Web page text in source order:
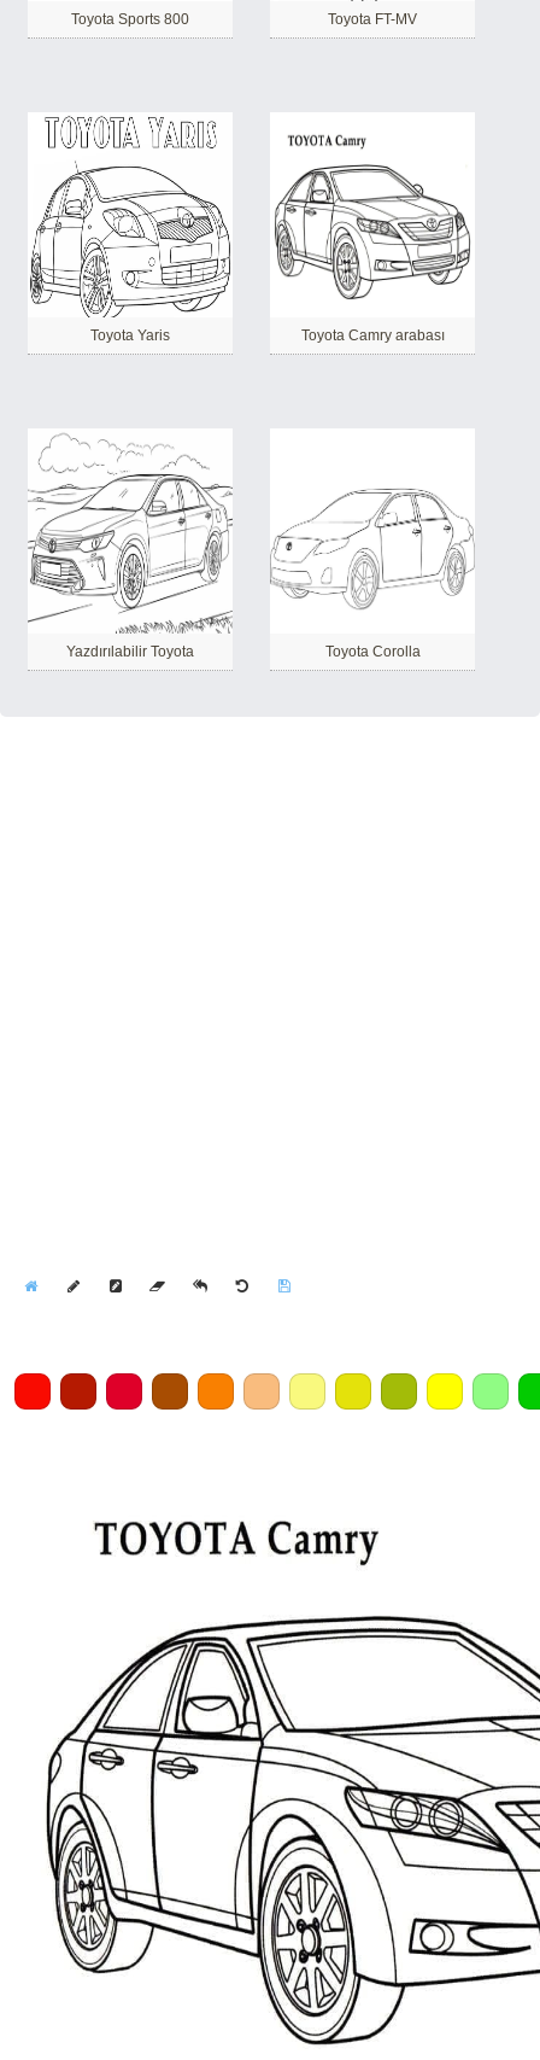
Toyota Sports 800 Toyota FT-MV
Toyota Yaris Toyota Camry arabası
Yazdırılabilir Toyota Toyota Corolla